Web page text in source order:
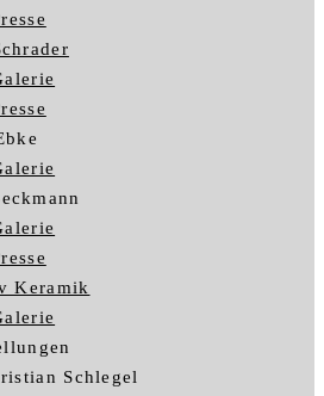
Keramik
Schlegel